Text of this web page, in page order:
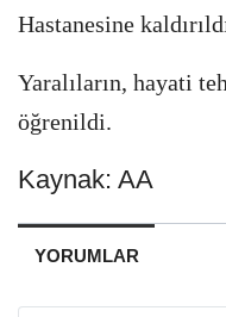
Hastanesine
Yaralıların, hayati
öğrenildi.
Kaynak: AA
YORUMLAR